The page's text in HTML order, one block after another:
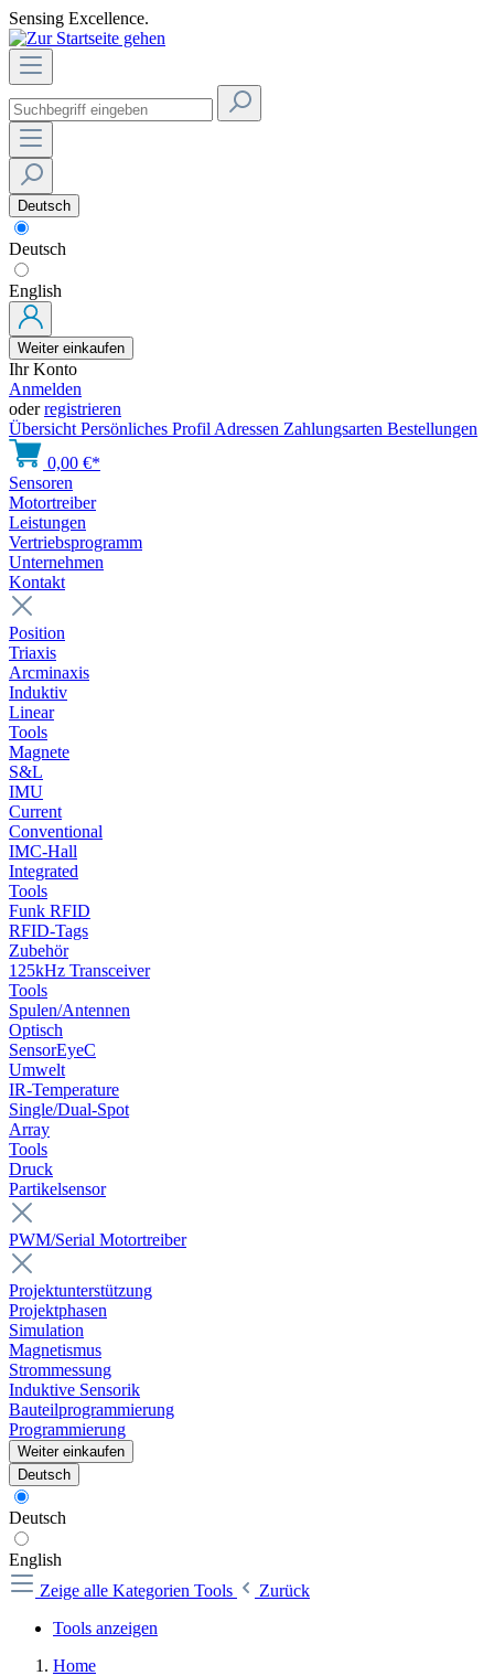
Sensing Excellence.
Deutsch
Deutsch
English
Weiter einkaufen
Ihr Konto
Anmelden
oderregistrieren
Übersicht Persönliches Profil Adressen Zahlungsarten Bestellungen
0,00 €*
Sensoren
Motortreiber
Leistungen
Vertriebsprogramm
Unternehmen
Kontakt
Position
Triaxis
Arcminaxis
Induktiv
Linear
Tools
Magnete
S&L
IMU
Current
Conventional
IMC-Hall
Integrated
Tools
Funk RFID
RFID-Tags
Zubehör
125kHz Transceiver
Tools
Spulen/Antennen
Optisch
SensorEyeC
Umwelt
IR-Temperature
Single/Dual-Spot
Array
Tools
Druck
Partikelsensor
PWM/Serial Motortreiber
Projektunterstützung
Projektphasen
Simulation
Magnetismus
Strommessung
Induktive Sensorik
Bauteilprogrammierung
Programmierung
Weiter einkaufen
Deutsch
Deutsch
English
Zeige alle Kategorien Tools
Zurück
Tools anzeigen
Home